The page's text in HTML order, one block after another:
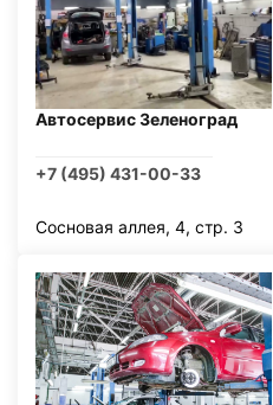
Автосервис Зеленоград
+7 (495) 431-00-33
Сосновая аллея, 4, стр. 3